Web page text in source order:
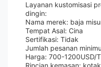
Layanan kustomisasi
dingin:
Nama merek: baja
Tempat Asal: Cina
Sertifikasi: Tidak
Jumlah pesanan
Harga: 700-1200USD/
Rincian kemasan: